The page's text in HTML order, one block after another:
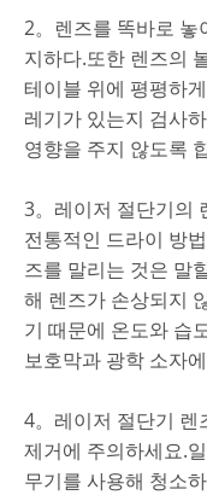
2。렌즈를 똑바로 놓
지하다.또한 렌즈의
테이블 위에 평평하
레기가 있는지 검사
영향을 주지 않도록
3。레이저 절단기의
전통적인 드라이 방
즈를 말리는 것은 말
해 렌즈가 손상되지
기 때문에 온도와 습
보호막과 광학 소자
4。레이저 절단기 렌
제거에 주의하세요.
무기를 사용해 청소